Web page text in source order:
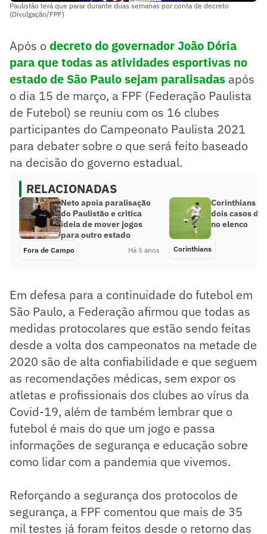
Paulistão terá que parar durante duas semanas por conta de decreto
(Divulgação/FPF)
Após odecreto do governador João Dória
para que todas as atividades esportivas no
estado de São Paulo sejam paralisadas após
o dia 15 de março, a FPF (Federação Paulista
de Futebol) se reuniu com os 16 clubes
participantes do Campeonato Paulista 2021
para debater sobre o que será feito baseado
na decisão do governo estadual.
RELACIONADAS
Neto apoia paralisação
do Paulistão e critica
ideia de mover jogos
para outro estado
Fora de Campo Há 5 anos
Corinthians
dois casos de
no elenco
Corinthians
Em defesa para a continuidade do futebol em
São Paulo, a Federação afirmou que todas as
medidas protocolares que estão sendo feitas
desde a volta dos campeonatos na metade de
2020 são de alta confiabilidade e que seguem
as recomendações médicas, sem expor os
atletas e profissionais dos clubes ao vírus da
Covid-19, além de também lembrar que o
futebol é mais do que um jogo e passa
informações de segurança e educação sobre
como lidar com a pandemia que vivemos.
Reforçando a segurança dos protocolos de
segurança, a FPF comentou que mais de 35
mil testes já foram feitos desde o retorno das